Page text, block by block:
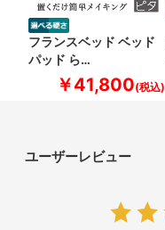
フランスベッド ベッド
パッド ら…
￥41,800
ユーザーレビュー